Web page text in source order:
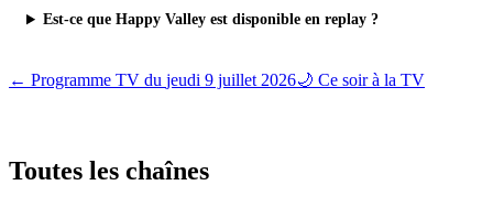
Est-ce que Happy Valley est disponible en replay ?
← Programme TV du jeudi 9 juillet 2026🌙 Ce soir à la TV
Toutes les chaînes